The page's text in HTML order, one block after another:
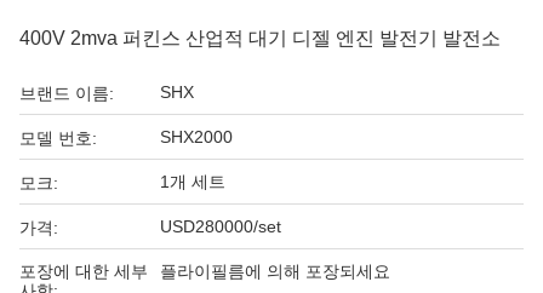
400V 2mva 퍼킨스 산업적 대기 디젤 엔진 발전기 발전소
브랜드 이름: SHX
모델 번호: SHX2000
모크: 1개 세트
가격: USD280000/set
포장에 대한 세부
플라이필름에 의해 포장되세요